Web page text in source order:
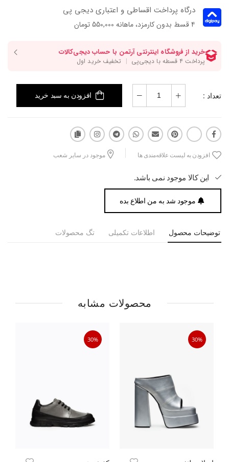
درگاه پرداخت اقساطی و اعتباری دیجی پی
۴ قسط بدون کارمزد، ماهانه 550,000 تومان
تعداد : افزودن به سبد خرید
افزودن به لیست علاقه‌مندی ها موجود در سایر شعب
این کالا موجود نمی باشد.
موجود شد به من اطلاع بده
توضیحات محصول اطلاعات تکمیلی تگ محصولات
محصولات مشابه
30%
30%